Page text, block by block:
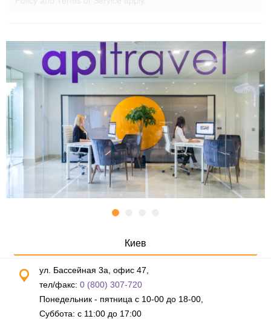
Киев
ул. Бассейная 3а, офис 47,
тел/факс: 0 (800) 307-720
Понедельник - пятница с 10-00 до 18-00,
Суббота: с 11:00 до 17:00